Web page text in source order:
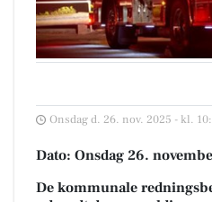
Onsdag d. 26. nov. 2025 - kl.
Dato: Onsdag 26.
De kommunale